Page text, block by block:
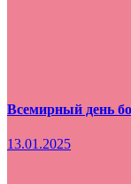
Всемирный день
13.01.2025